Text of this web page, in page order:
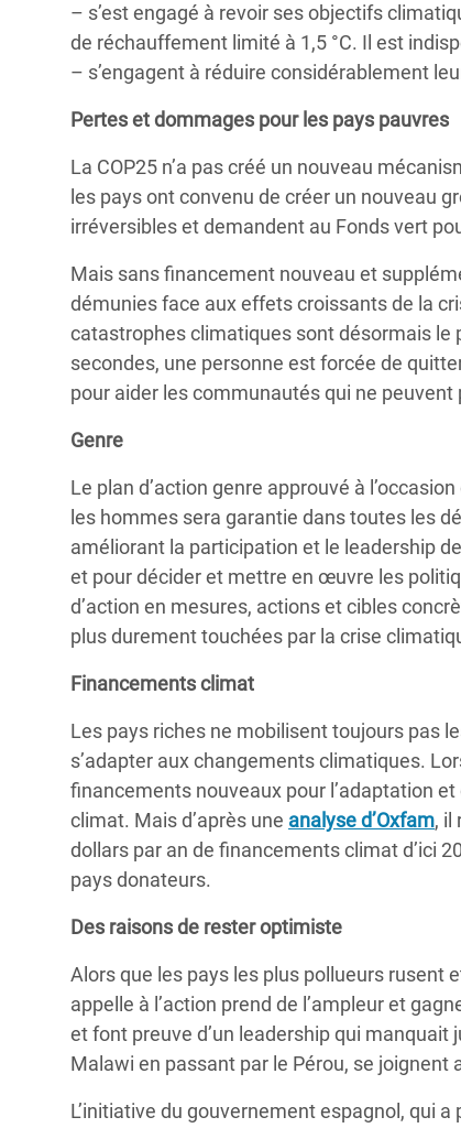
– s’est engagé à revoir ses objectifs
de réchauffement limité à 1,5 °C. Il est
– s’engagent à réduire considérablement
Pertes et dommages pour les pays pauvres
La COP25 n’a pas créé un nouveau
les pays ont convenu de créer un nouveau
irréversibles et demandent au Fonds vert
Mais sans financement nouveau et
démunies face aux effets croissants de la
catastrophes climatiques sont désormais
secondes, une personne est forcée de
pour aider les communautés qui ne peuvent
Genre
Le plan d’action genre approuvé à
les hommes sera garantie dans toutes les
améliorant la participation et le leadership
et pour décider et mettre en œuvre les
d’action en mesures, actions et cibles
plus durement touchées par la crise
Financements climat
Les pays riches ne mobilisent toujours pas
s’adapter aux changements climatiques.
financements nouveaux pour l’adaptation
climat. Mais d’après une analyse d’Oxfam, il
dollars par an de financements climat d’ici
pays donateurs.
Des raisons de rester optimiste
Alors que les pays les plus pollueurs rusent
appelle à l’action prend de l’ampleur et
et font preuve d’un leadership qui
Malawi en passant par le Pérou, se joignent
L’initiative du gouvernement espagnol, qui